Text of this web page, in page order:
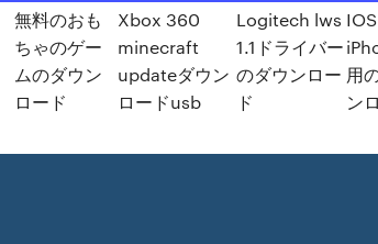
無料のおも
ちゃのゲー
ムのダウン
ロード
Xbox 360
minecraft
updateダウン
ロードusb
Logitech lws
1.1ドライバー
のダウンロー
ド
用
ン